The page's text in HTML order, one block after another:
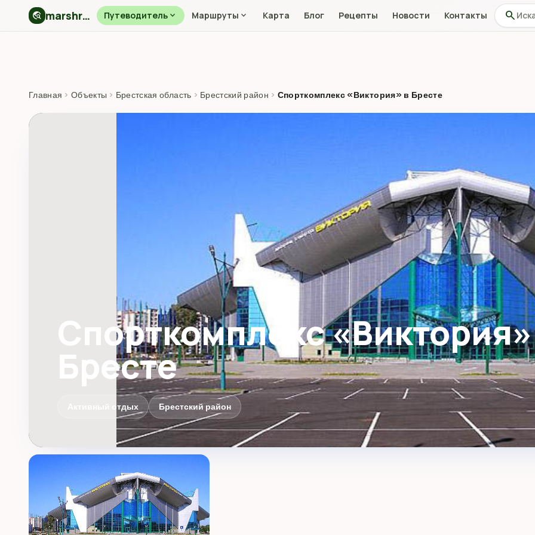
travel_explore marshryt.by Путеводительexpand_more Маршруты expand_more Карта Блог Рецепты Новости Контакты Поиск
search
Главная › Объекты › Брестская область › Брестский район › Спорткомплекс «Виктория» в Бресте
Спорткомплекс
Бресте
Активный отдых Брестский район